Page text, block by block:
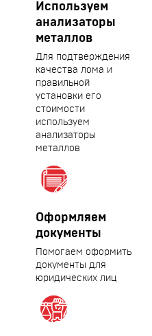
Используем
анализаторы
металлов
Для подтверждения
качества лома и
правильной
установки его
стоимости
используем
анализаторы
металлов
Оформляем
документы
Помогаем оформить
документы для
юридических лиц